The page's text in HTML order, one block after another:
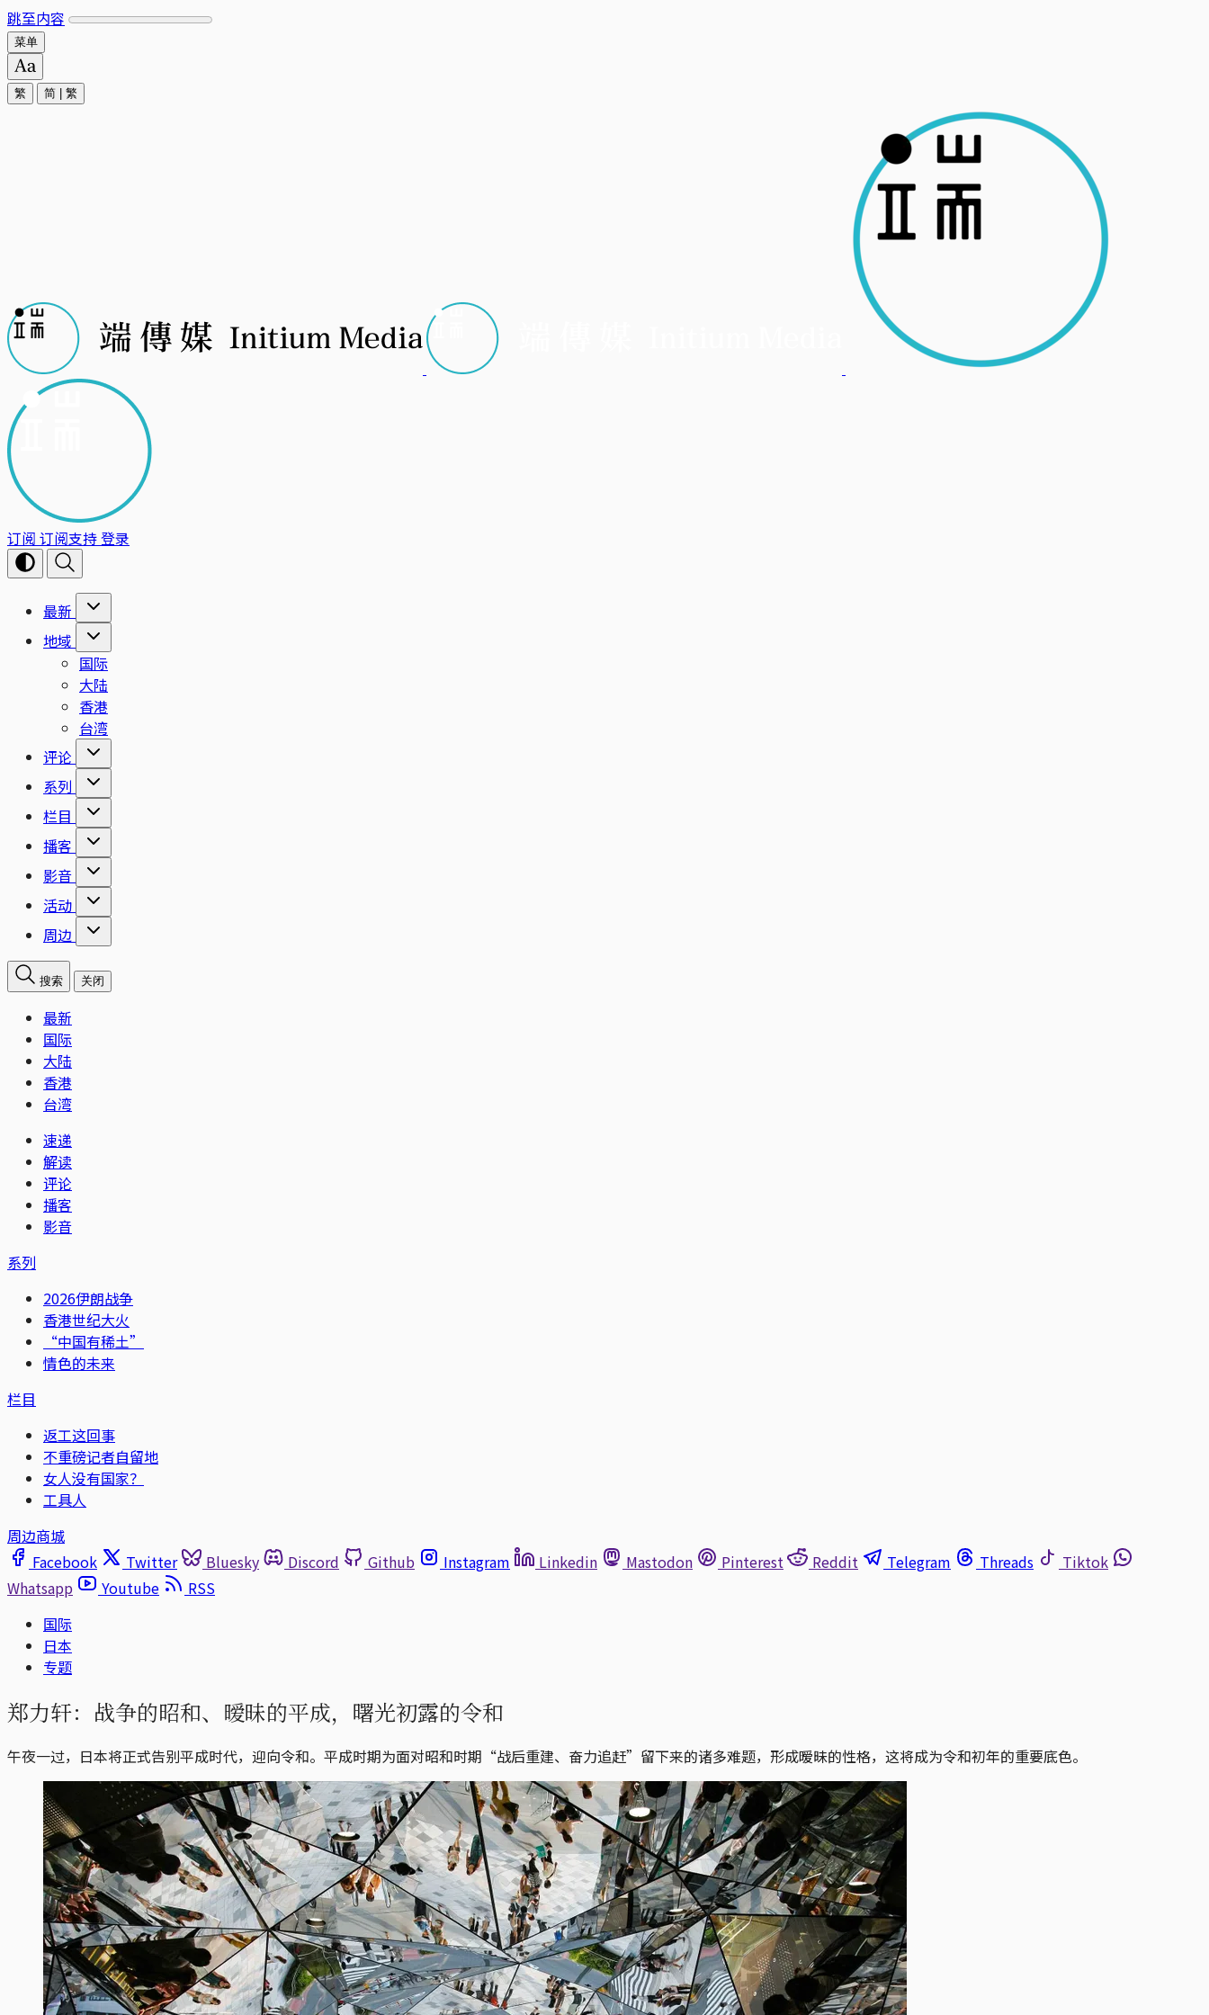
跳至内容
菜单
繁 简 繁
订阅 订阅支持登录
最新
地域
国际
大陆
香港
台湾
评论
系列
栏目
播客
影音
活动
周边
搜索 关闭
最新
国际
大陆
香港
台湾
速递
解读
评论
播客
影音
系列
2026伊朗战争
香港世纪大火
“中国有稀土”
情色的未来
栏目
返工这回事
不重磅记者自留地
女人没有国家？
工具人
周边商城
Facebook
Twitter Bluesky Discord Github Instagram Linkedin Mastodon Pinterest Reddit Telegram Threads
Tiktok
Whatsapp
Youtube
RSS
国际
日本
专题
郑力轩：战争的昭和、暧昧的平成，曙光初露的令和
午夜一过，日本将正式告别平成时代，迎向令和。平成时期为面对昭和时期“战后重建、奋力追赶”留下来的诸多难题，形成暧昧的性格，这将成为令和初年的重要底色。